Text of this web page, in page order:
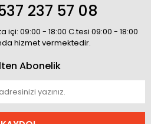
237 57 08
09:00 - 18:00 C.tesi 09:00 - 18:00
hizmet vermektedir.
Abonelik